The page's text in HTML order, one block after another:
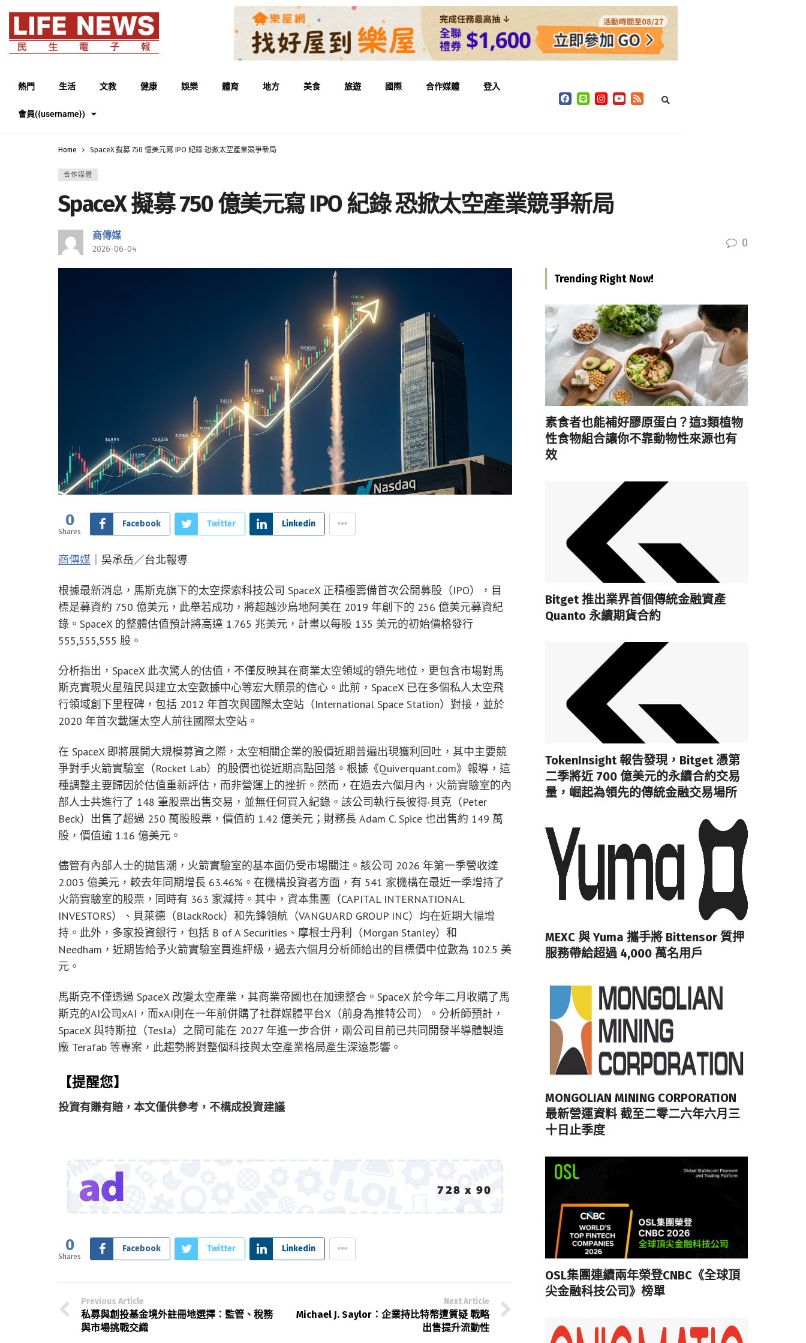
熱門 生活 文教 健康 娛樂 體育 地方 美食 旅遊 國際 合作媒體 登入
會員({username})
Home SpaceX 擬募 750 億美元寫 IPO 紀錄 恐掀太空產業競爭新局
合作媒體
SpaceX 擬募 750 億美元寫 IPO 紀錄 恐掀太空產業競爭新局
商傳媒
2026-06-04 0
0
Shares
Facebook Twitter Linkedin
商傳媒 ｜吳承岳／台北報導
根據最新消息，馬斯克旗下的太空探索科技公司 SpaceX 正積極籌備首次公開募股（IPO），目
標是募資約 750 億美元，此舉若成功，將超越沙烏地阿美在 2019 年創下的 256 億美元募資紀
錄。SpaceX 的整體估值預計將高達 1.765 兆美元，計畫以每股 135 美元的初始價格發行
555,555,555 股。
分析指出，SpaceX 此次驚人的估值，不僅反映其在商業太空領域的領先地位，更包含市場對馬
斯克實現火星殖民與建立太空數據中心等宏大願景的信心。此前，SpaceX 已在多個私人太空飛
行領域創下里程碑，包括 2012 年首次與國際太空站（International Space Station）對接，並於
2020 年首次載運太空人前往國際太空站。
在 SpaceX 即將展開大規模募資之際，太空相關企業的股價近期普遍出現獲利回吐，其中主要競
爭對手火箭實驗室（Rocket Lab）的股價也從近期高點回落。根據《Quiverquant.com》報導，這
種調整主要歸因於估值重新評估，而非營運上的挫折。然而，在過去六個月內，火箭實驗室的內
部人士共進行了 148 筆股票出售交易，並無任何買入紀錄。該公司執行長彼得·貝克（Peter
Beck）出售了超過 250 萬股股票，價值約 1.42 億美元；財務長 Adam C. Spice 也出售約 149 萬
股，價值逾 1.16 億美元。
儘管有內部人士的拋售潮，火箭實驗室的基本面仍受市場關注。該公司 2026 年第一季營收達
2.003 億美元，較去年同期增長 63.46%。在機構投資者方面，有 541 家機構在最近一季增持了
火箭實驗室的股票，同時有 363 家減持。其中，資本集團（CAPITAL INTERNATIONAL
INVESTORS）、貝萊德（BlackRock）和先鋒領航（VANGUARD GROUP INC）均在近期大幅增
持。此外，多家投資銀行，包括 B of A Securities、摩根士丹利（Morgan Stanley）和
Needham，近期皆給予火箭實驗室買進評級，過去六個月分析師給出的目標價中位數為 102.5 美
元。
馬斯克不僅透過 SpaceX 改變太空產業，其商業帝國也在加速整合。SpaceX 於今年二月收購了馬
斯克的AI公司xAI，而xAI則在一年前併購了社群媒體平台X（前身為推特公司）。分析師預計，
SpaceX 與特斯拉（Tesla）之間可能在 2027 年進一步合併，兩公司目前已共同開發半導體製造
廠 Terafab 等專案，此趨勢將對整個科技與太空產業格局產生深遠影響。
【提醒您】
投資有賺有賠，本文僅供參考，不構成投資建議
0
Shares
Facebook Twitter Linkedin
Previous Article
私募與創投基金境外註冊地選擇：監管、稅務
與市場挑戰交織
Next Article
Michael J. Saylor：企業持比特幣遭質疑 戰略
出售提升流動性
Trending Right Now!
素食者也能補好膠原蛋白？這3類植物
性食物組合讓你不靠動物性來源也有
效
Bitget 推出業界首個傳統金融資產
Quanto 永續期貨合約
TokenInsight 報告發現，Bitget 憑第
二季將近 700 億美元的永續合約交易
量，崛起為領先的傳統金融交易場所
MEXC 與 Yuma 攜手將 Bittensor 質押
服務帶給超過 4,000 萬名用戶
MONGOLIAN MINING CORPORATION
最新營運資料 截至二零二六年六月三
十日止季度
OSL集團連續兩年榮登CNBC《全球頂
尖金融科技公司》榜單